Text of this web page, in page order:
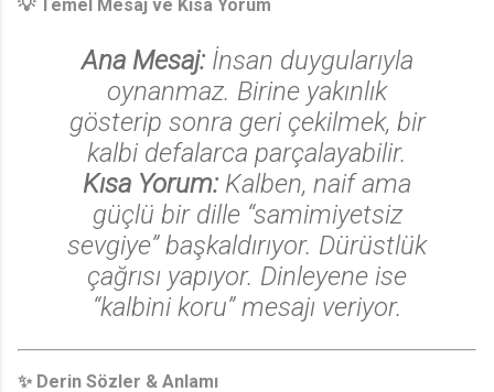
💡 Temel Mesaj ve Kısa Yorum
Ana Mesaj:İnsan duygularıyla
oynanmaz. Birine yakınlık
gösterip sonra geri çekilmek, bir
kalbi defalarca parçalayabilir.
Kısa Yorum:Kalben, naif ama
güçlü bir dille “samimiyetsiz
sevgiye” başkaldırıyor. Dürüstlük
çağrısı yapıyor. Dinleyene ise
“kalbini koru” mesajı veriyor.
✨ Derin Sözler & Anlamı
♩